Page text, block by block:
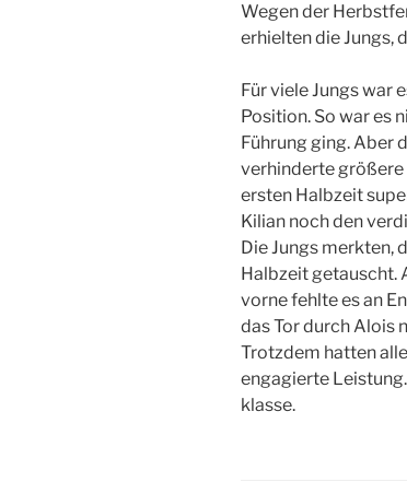
Wegen der
erhielten die Jungs,
Für viele Jungs war
Position. So war es
Führung ging. Aber
verhinderte größere
ersten Halbzeit
Kilian noch den
Die Jungs merkten,
Halbzeit getauscht.
vorne fehlte es an
das Tor durch Alois
Trotzdem hatten
engagierte
klasse.